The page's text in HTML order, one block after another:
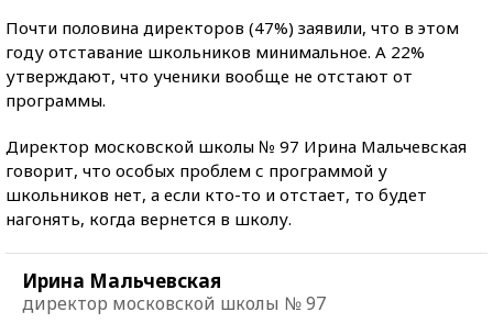
Почти половина директоров (47%) заявили, что в этом
году отставание школьников минимальное. А 22%
утверждают, что ученики вообще не отстают от
программы.
Директор московской школы № 97 Ирина Мальчевская
говорит, что особых проблем с программой у
школьников нет, а если кто-то и отстает, то будет
нагонять, когда вернется в школу.
Ирина Мальчевская
директор московской школы № 97